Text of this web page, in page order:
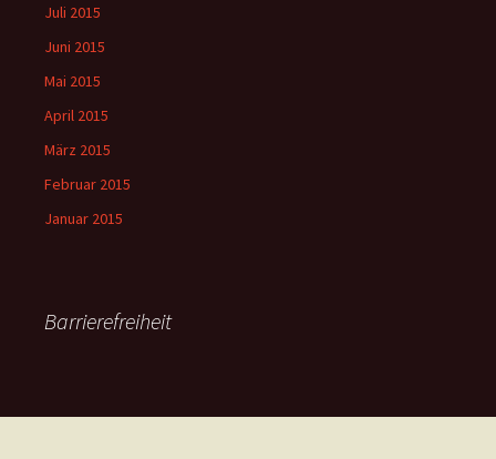
Juli 2015
Juni 2015
Mai 2015
April 2015
März 2015
Februar 2015
Januar 2015
Barrierefreiheit